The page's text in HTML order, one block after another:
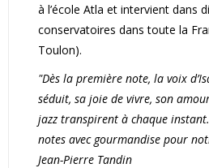
à l’école Atla et intervient dans
conservatoires dans toute la
Toulon).
"Dès la première note, la voix
séduit, sa joie de vivre, son
jazz transpirent à chaque
notes avec gourmandise pour
Jean-Pierre Tandin